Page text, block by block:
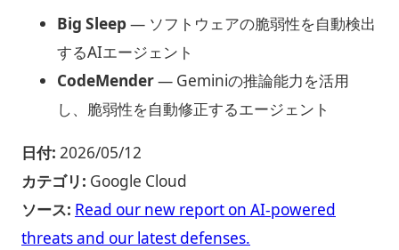
Big Sleep— ソフトウェアの脆弱性を自動検出
するAIエージェント
CodeMender— Geminiの推論能力を活用
し、脆弱性を自動修正するエージェント
日付: 2026/05/12
カテゴリ: Google Cloud
ソース: Read our new report on AI-powered
threats and our latest defenses.